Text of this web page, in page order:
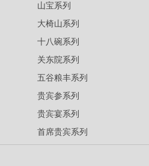
山宝系列
大椅山系列
十八碗系列
关东院系列
五谷粮丰系列
贵宾参系列
贵宾宴系列
首席贵宾系列